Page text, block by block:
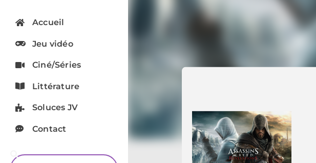
Accueil
Jeu vidéo
Ciné/Séries
Littérature
Soluces JV
Contact